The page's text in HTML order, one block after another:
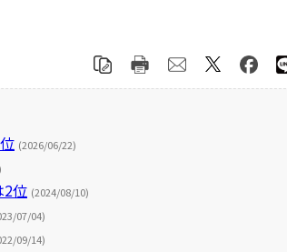
(2026/06/22)
2位 (2024/08/10)
07/04)
09/14)